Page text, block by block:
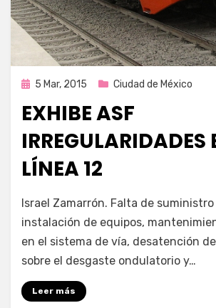
Publicada
5 Mar, 2015 Ciudad de México
EXHIBE ASF
IRREGULARIDADES
LÍNEA 12
por Enrique
Israel Zamarrón. Falta de
instalación de equipos,
en el sistema de vía, desatención
sobre el desgaste ondulatorio y…
Leer más